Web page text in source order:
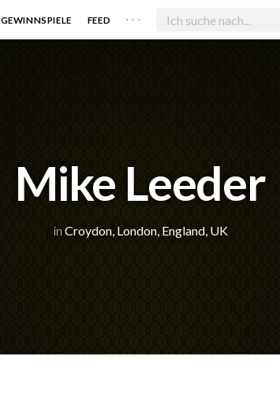
GEWINNSPIELE FEED . . .
Mike Leeder
in Croydon, London, England, UK